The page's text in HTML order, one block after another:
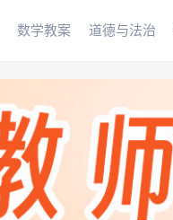
数学教案 道德与法治